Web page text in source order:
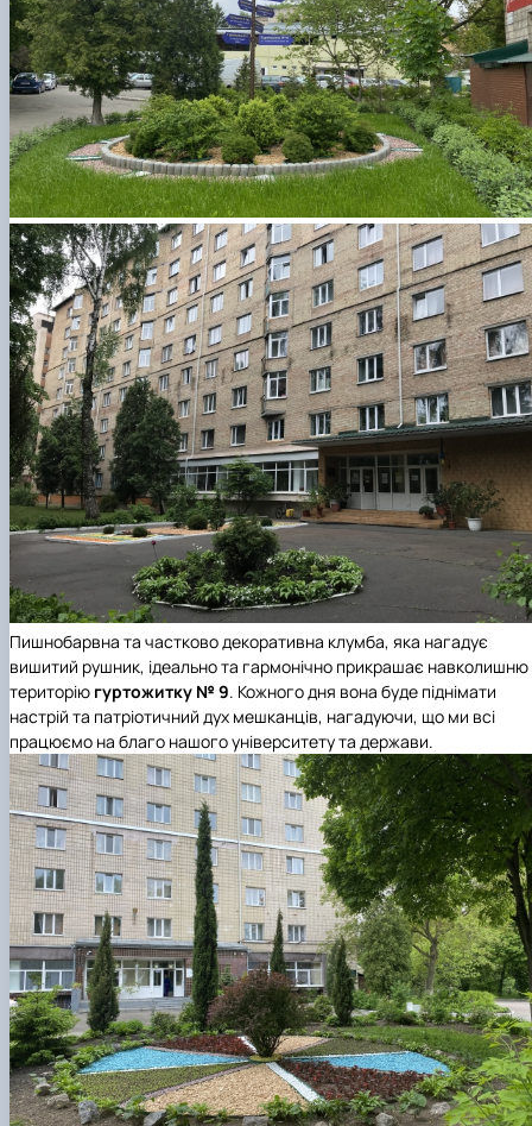
Пишнобарвна та частково декоративна клумба, яка нагадує
вишитий рушник, ідеально та гармонічно прикрашає навколишню
територію гуртожитку № 9. Кожного дня вона буде піднімати
настрій та патріотичний дух мешканців, нагадуючи, що ми всі
працюємо на благо нашого університету та держави.